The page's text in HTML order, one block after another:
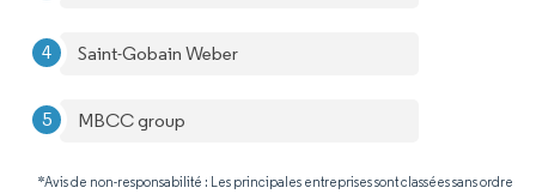
Saint-Gobain Weber
MBCC group
*Avis de non-responsabilité : Les principales entreprises sont classées sans ordre